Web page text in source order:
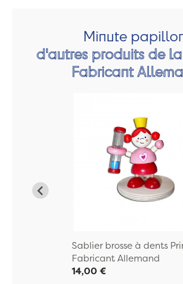
Minute
d'autres produits de
Fabricant
Sablier brosse à dents
Fabricant Allemand
14,00 €